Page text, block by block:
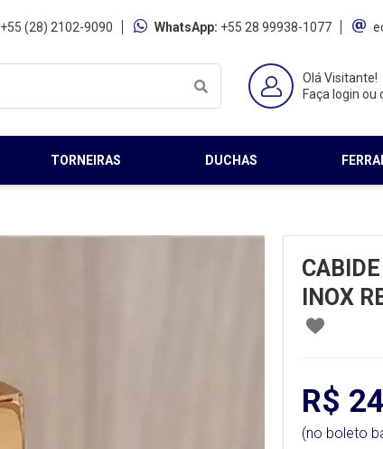
+55 (28) 2102-9090 WhatsApp: +55 28 99938-1077
Olá Visitante!
Faça login ou
TORNEIRAS DUCHAS
INOX
R$
(no boleto